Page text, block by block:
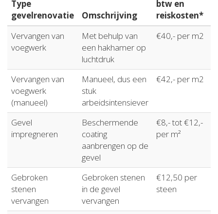
Type
gevelrenovatie
Omschrijving
btw en
reiskosten*
Vervangen van
voegwerk
Met behulp van
een hakhamer op
luchtdruk
€40,- per m2
Vervangen van
voegwerk
(manueel)
Manueel, dus een
stuk
arbeidsintensiever
€42,- per m2
Gevel
impregneren
Beschermende
coating
aanbrengen op de
gevel
€8,- tot €12,-
per m²
Gebroken
stenen
vervangen
Gebroken stenen
in de gevel
vervangen
€12,50 per
steen